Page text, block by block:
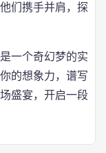
们携手并肩，探
一个奇幻梦的实
的想象力，谱写
盛宴，开启一段